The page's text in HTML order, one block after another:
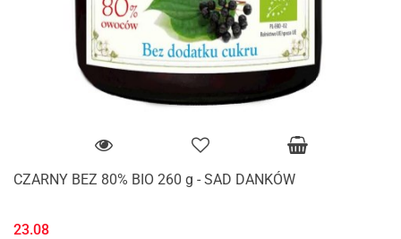
CZARNY BEZ 80% BIO 260 g - SAD DANKÓW
23.08